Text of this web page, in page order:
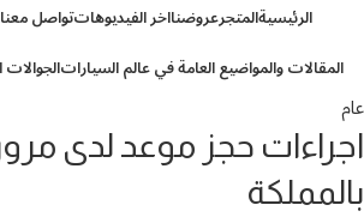
الرئيسيةالمتجرعروضنااخر الفيديوهاتتواصل معنا
المقالات والمواضيع العامة في عالم السيارات
عام
اجراءات حجز موعد لدى مرور
بالمملكة